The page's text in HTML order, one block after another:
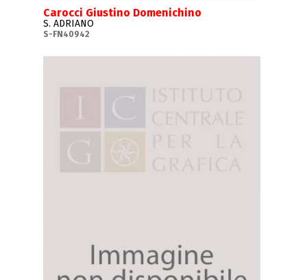
Carocci Giustino Domenichino
S. ADRIANO
S-FN40942